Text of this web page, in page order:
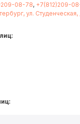
08-78, +7(812)209-
ул.